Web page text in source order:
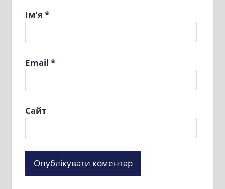
Ім'я *
Email *
Сайт